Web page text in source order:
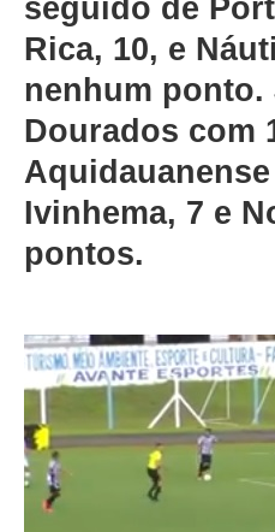
seguido de
Rica, 10, e
nenhum
Dourados com
Ivinhema, 7 e
pontos.